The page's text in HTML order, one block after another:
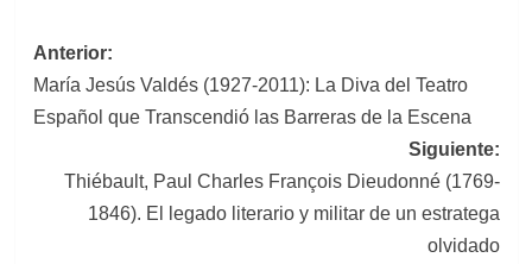
Navegación
de
entradas
Anterior:
María Jesús Valdés (1927-2011): La Diva del Teatro
Español que Transcendió las Barreras de la Escena
Siguiente:
Thiébault, Paul Charles François Dieudonné (1769-
1846). El legado literario y militar de un estratega
olvidado